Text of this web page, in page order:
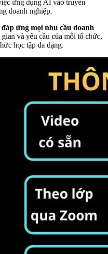
ứng dụng AI vào truyền
doanh nghiệp.
ứng mọi nhu cầu doanh
và yêu cầu của mỗi tổ chức,
học tập đa dạng.